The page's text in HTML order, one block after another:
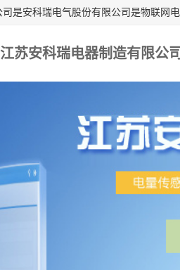
江苏安科瑞电器制造有限公司